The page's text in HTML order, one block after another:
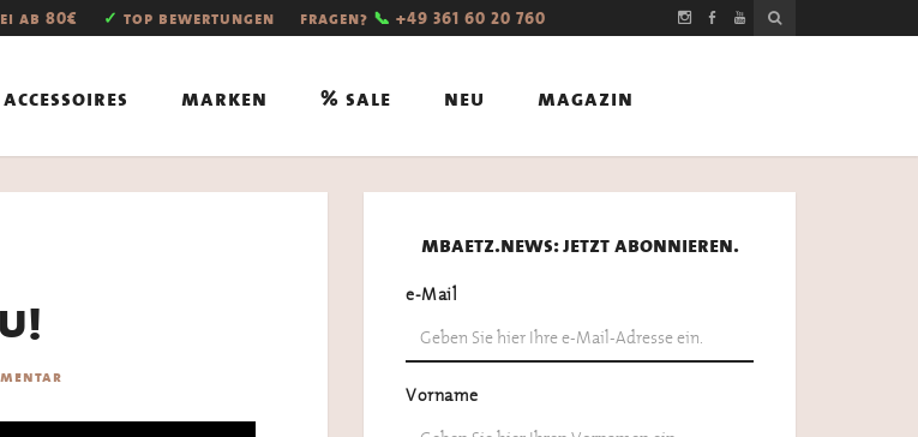
ab 80€ ✓ top bewertungen fragen? 📞 +49 361 60 20 760
accessoires marken % sale neu magazin
mbaetz.news: jetzt abonnieren.
e-Mail
Vorname